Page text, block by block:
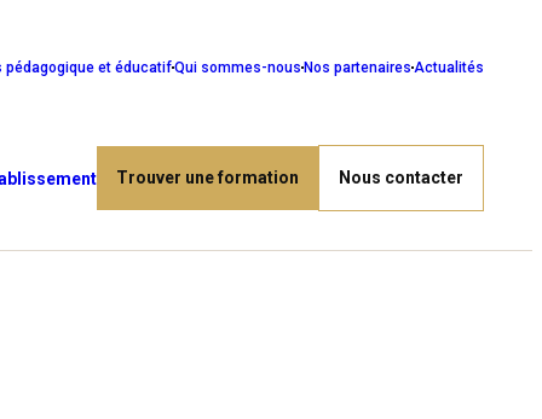
pédagogique et éducatifQui sommes-nous Nos partenaires Actualités
Trouver une formation Nous contacter